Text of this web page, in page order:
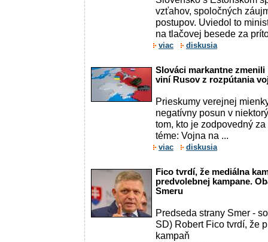
vzťahov, spoločných
postupov. Uviedol to
na tlačovej besede za
viac diskusia
Slováci markantne
viní Rusov z rozpútania
Prieskumy verejnej
negatívny posun v
tom, kto je zodpovedný
téme: Vojna na ...
viac diskusia
Fico tvrdí, že mediálna
predvolebnej kampane.
Smeru
Predseda strany Smer -
SD) Robert Fico tvrdí, že
kampaň